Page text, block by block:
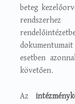
beteg
esetben
követően.
Az